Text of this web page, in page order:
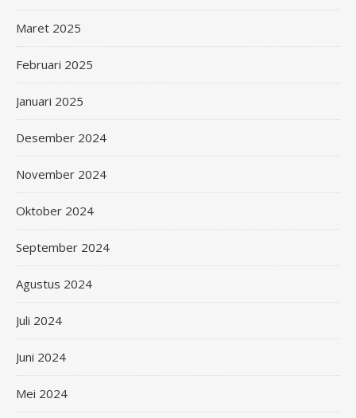
Maret 2025
Februari 2025
Januari 2025
Desember 2024
November 2024
Oktober 2024
September 2024
Agustus 2024
Juli 2024
Juni 2024
Mei 2024